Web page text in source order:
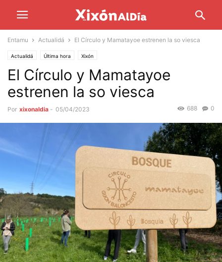
Entamu Actualidá El Círculo y Mamatayoe estrenen la so viesca
Actualidá Última hora Xixón
El Círculo y Mamatayoe
estrenen la so viesca
Por xixonaldia - 05/04/2023 0
688